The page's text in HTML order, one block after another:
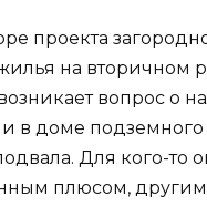
проекта
на вторичном
вопрос о
в доме подземного
Для кого-то
плюсом, другим